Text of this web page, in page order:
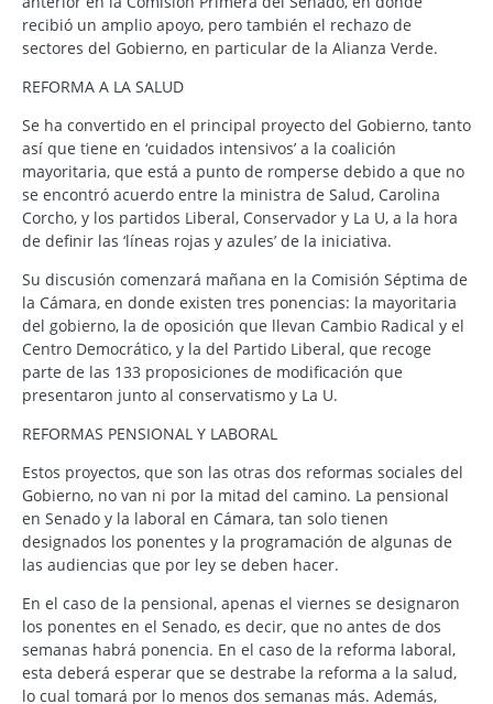
recibió un amplio apoyo, pero también el rechazo de
sectores del Gobierno, en particular de la Alianza Verde.
REFORMA A LA SALUD
Se ha convertido en el principal proyecto del Gobierno, tanto
así que tiene en ‘cuidados intensivos’ a la coalición
mayoritaria, que está a punto de romperse debido a que no
se encontró acuerdo entre la ministra de Salud, Carolina
Corcho, y los partidos Liberal, Conservador y La U, a la hora
de definir las ‘líneas rojas y azules’ de la iniciativa.
Su discusión comenzará mañana en la Comisión Séptima de
la Cámara, en donde existen tres ponencias: la mayoritaria
del gobierno, la de oposición que llevan Cambio Radical y el
Centro Democrático, y la del Partido Liberal, que recoge
parte de las 133 proposiciones de modificación que
presentaron junto al conservatismo y La U.
REFORMAS PENSIONAL Y LABORAL
Estos proyectos, que son las otras dos reformas sociales del
Gobierno, no van ni por la mitad del camino. La pensional
en Senado y la laboral en Cámara, tan solo tienen
designados los ponentes y la programación de algunas de
las audiencias que por ley se deben hacer.
En el caso de la pensional, apenas el viernes se designaron
los ponentes en el Senado, es decir, que no antes de dos
semanas habrá ponencia. En el caso de la reforma laboral,
esta deberá esperar que se destrabe la reforma a la salud,
lo cual tomará por lo menos dos semanas más. Además,